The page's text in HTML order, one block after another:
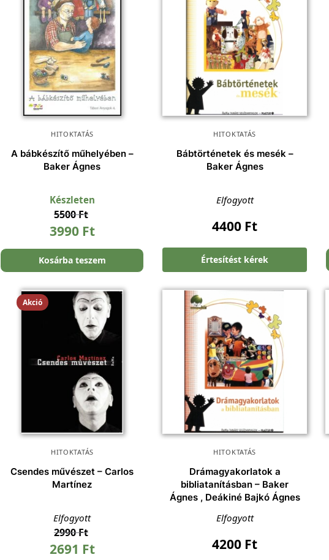
HITOKTATÁS
A bábkészítő műhelyében –
Baker Ágnes
Készleten
5500Ft
3990 Ft
Kosárba teszem
HITOKTATÁS
Bábtörténetek és mesék –
Baker Ágnes
Elfogyott
4400 Ft
Értesítést kérek
Akció
HITOKTATÁS
Csendes művészet – Carlos
Martínez
Elfogyott
2990Ft
2691 Ft
HITOKTATÁS
Drámagyakorlatok a
bibliatanításban – Baker
Ágnes , Deákiné Bajkó Ágnes
Elfogyott
4200 Ft